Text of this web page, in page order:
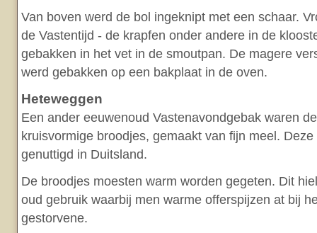
Van boven werd de bol ingeknipt met een schaar.
de Vastentijd - de krapfen onder andere in de
gebakken in het vet in de smoutpan. De magere
werd gebakken op een bakplaat in de oven.
Heteweggen
Een ander eeuwenoud Vastenavondgebak waren
kruisvormige broodjes, gemaakt van fijn meel.
genuttigd in Duitsland.
De broodjes moesten warm worden gegeten. Dit
oud gebruik waarbij men warme offerspijzen at bij
gestorvene.